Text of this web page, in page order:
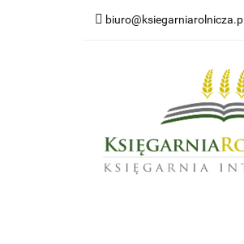
biuro@ksiegarniarolnicza.pl